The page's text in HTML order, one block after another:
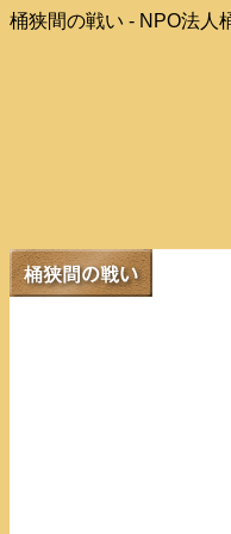
桶狭間の戦い - NPO法人